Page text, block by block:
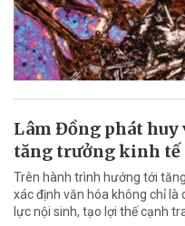
Lâm Đồng phát huy
tăng trưởng kinh tế
Trên hành trình hướng tới
xác định văn hóa không chỉ là
lực nội sinh, tạo lợi thế cạnh